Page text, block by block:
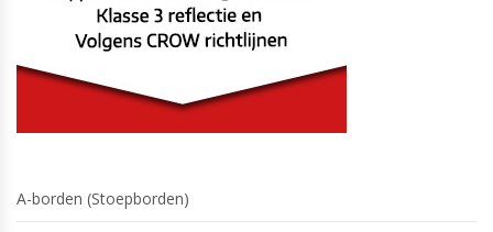
A-borden (Stoepborden)